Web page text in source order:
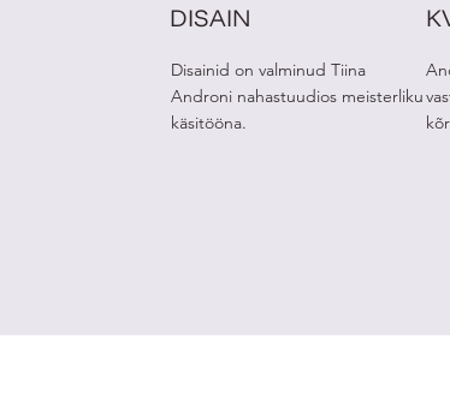
DISAIN
Disainid on valminud Tiina
Androni nahastuudios meisterliku
käsitööna.